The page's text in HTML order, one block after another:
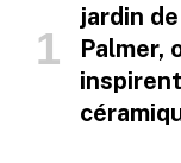
jardin
Palmer,